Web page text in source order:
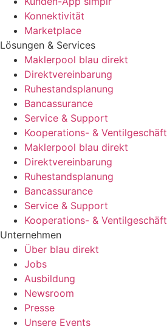
Konnektivität
Marketplace
Lösungen & Services
Maklerpool blau direkt
Direktvereinbarung
Ruhestandsplanung
Bancassurance
Service & Support
Kooperations- & Ventilgeschäft
Maklerpool blau direkt
Direktvereinbarung
Ruhestandsplanung
Bancassurance
Service & Support
Kooperations- & Ventilgeschäft
Unternehmen
Über blau direkt
Jobs
Ausbildung
Newsroom
Presse
Unsere Events